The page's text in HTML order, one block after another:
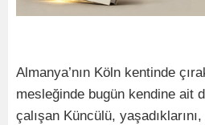
Almanya’nın Köln kentinde
mesleğinde bugün kendine ait
çalışan Küncülü,